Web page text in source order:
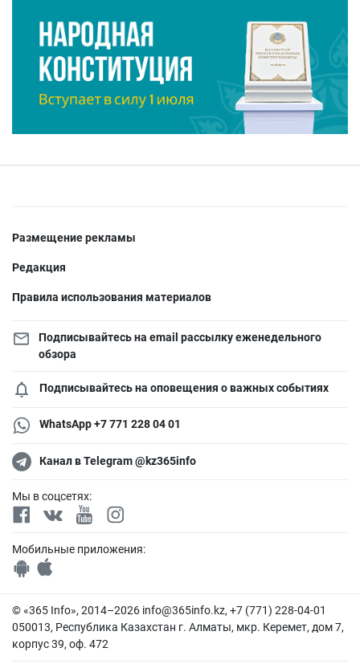
Размещение рекламы
Редакция
Правила использования материалов
Подписывайтесь на email рассылку еженедельного
обзора
Подписывайтесь на оповещения о важных событиях
WhatsApp +7 771 228 04 01
Канал в Telegram @kz365info
Мы в соцсетях:
Мобильные приложения:
© «365 Info», 2014–2026 info@365info.kz, +7 (771) 228-04-01
050013, Республика Казахстан г. Алматы, мкр. Керемет, дом 7,
корпус 39, оф. 472